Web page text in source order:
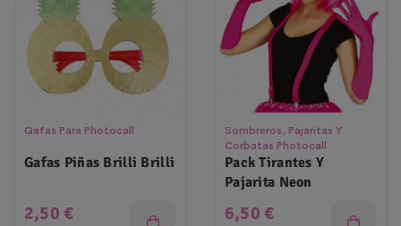
Gafas Para Photocall
Gafas Piñas Brilli Brilli
Precio
2,50 €
Sombreros, Pajaritas Y
Corbatas Photocall
Pack Tirantes Y
Pajarita Neon
Precio
6,50 €